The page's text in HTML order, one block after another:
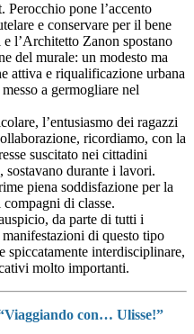
pone l’accento
e conservare per il bene
l’Architetto Zanon spostano
del murale: un modesto ma
attiva e riqualificazione urbana
a germogliare nel
l’entusiasmo dei ragazzi
ricordiamo, con la
suscitato nei cittadini
sostavano durante i lavori.
piena soddisfazione per la
di classe.
da parte di tutti i
di questo tipo
spiccatamente interdisciplinare,
molto importanti.
con… Ulisse!”